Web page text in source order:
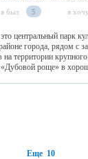
я был 5 я
центральный парк
города, рядом с
на территории
роще» в
Еще 10